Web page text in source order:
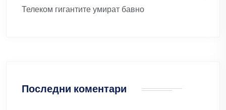
Телеком гигантите умират бавно
Последни коментари